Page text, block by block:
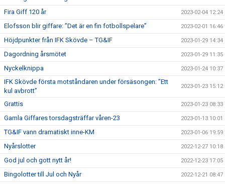
Fira Giff 120 år 2023-02-04 12:24
Elofsson blir giffare: ”Det är en fin fotbollspelare” 2023-02-01 16:46
Höjdpunkter från IFK Skövde – TG&IF 2023-01-29 14:34
Dagordning årsmötet 2023-01-29 11:35
Nyckelknippa 2023-01-24 10:37
IFK Skövde första motståndaren under försäsongen: ”Ett
kul avbrott”
2023-01-23 15:12
Grattis 2023-01-23 08:33
Gamla Giffares torsdagsträffar våren-23 2023-01-13 10:01
TG&IF vann dramatiskt inne-KM 2023-01-06 19:59
Nyårslotter 2022-12-27 10:18
God jul och gott nytt år! 2022-12-23 17:05
Bingolotter till Jul och Nyår 2022-12-21 08:47